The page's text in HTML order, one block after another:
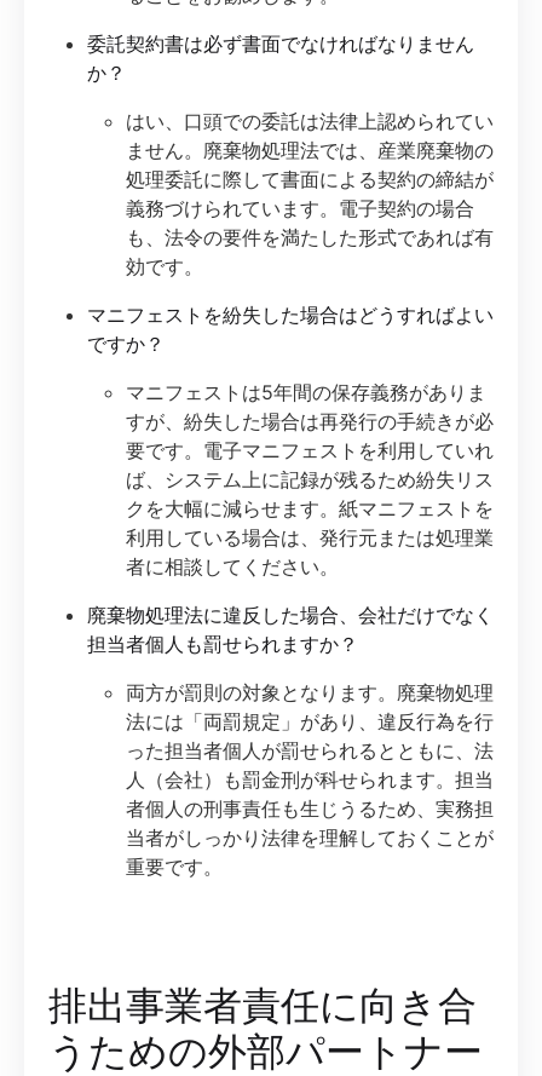
委託契約書は必ず書面でなければなりません
か？
はい、口頭での委託は法律上認められてい
ません。廃棄物処理法では、産業廃棄物の
処理委託に際して書面による契約の締結が
義務づけられています。電子契約の場合
も、法令の要件を満たした形式であれば有
効です。
マニフェストを紛失した場合はどうすればよい
ですか？
マニフェストは5年間の保存義務がありま
すが、紛失した場合は再発行の手続きが必
要です。電子マニフェストを利用していれ
ば、システム上に記録が残るため紛失リス
クを大幅に減らせます。紙マニフェストを
利用している場合は、発行元または処理業
者に相談してください。
廃棄物処理法に違反した場合、会社だけでなく
担当者個人も罰せられますか？
両方が罰則の対象となります。廃棄物処理
法には「両罰規定」があり、違反行為を行
った担当者個人が罰せられるとともに、法
人（会社）も罰金刑が科せられます。担当
者個人の刑事責任も生じうるため、実務担
当者がしっかり法律を理解しておくことが
重要です。
排出事業者責任に向き合
うための外部パートナー